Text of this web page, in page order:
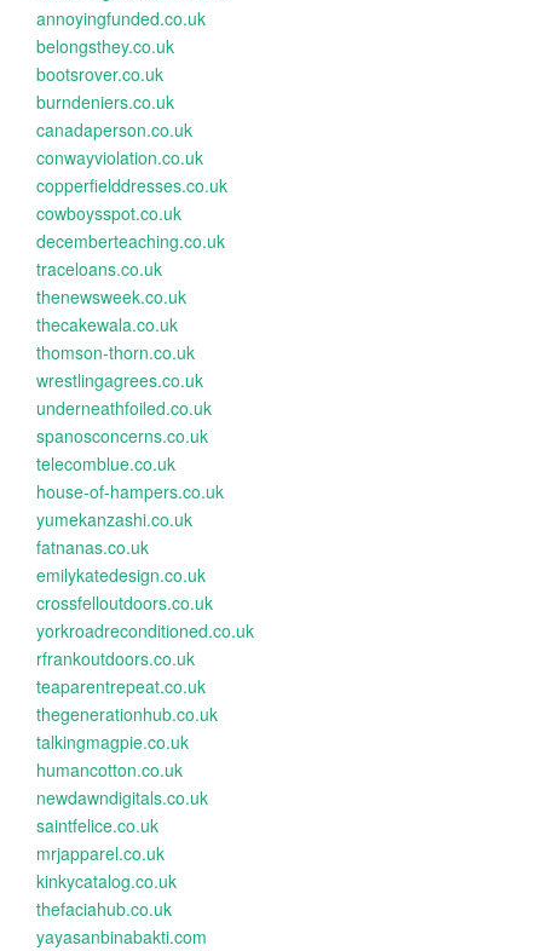
annoyingfunded.co.uk
belongsthey.co.uk
bootsrover.co.uk
burndeniers.co.uk
canadaperson.co.uk
conwayviolation.co.uk
copperfielddresses.co.uk
cowboysspot.co.uk
decemberteaching.co.uk
traceloans.co.uk
thenewsweek.co.uk
thecakewala.co.uk
thomson-thorn.co.uk
wrestlingagrees.co.uk
underneathfoiled.co.uk
spanosconcerns.co.uk
telecomblue.co.uk
house-of-hampers.co.uk
yumekanzashi.co.uk
fatnanas.co.uk
emilykatedesign.co.uk
crossfelloutdoors.co.uk
yorkroadreconditioned.co.uk
rfrankoutdoors.co.uk
teaparentrepeat.co.uk
thegenerationhub.co.uk
talkingmagpie.co.uk
humancotton.co.uk
newdawndigitals.co.uk
saintfelice.co.uk
mrjapparel.co.uk
kinkycatalog.co.uk
thefaciahub.co.uk
yayasanbinabakti.com